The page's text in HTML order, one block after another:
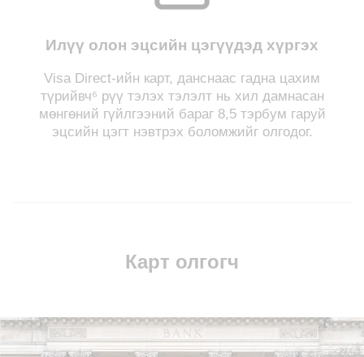
Илүү олон эцсийн цэгүүдэд хүргэх
Visa Direct-ийн карт, данснаас гадна цахим
түрийвч⁶ рүү тэлэх тэлэлт нь хил дамнасан
мөнгөний гүйлгээний бараг 8,5 тэрбум гаруй
эцсийн цэгт нэвтрэх боломжийг олгодог.
Карт олгогч